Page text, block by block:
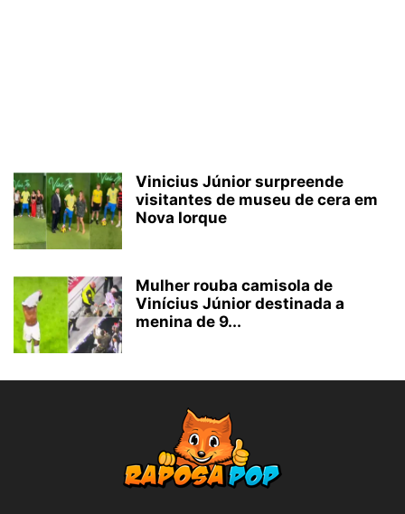
Vinicius Júnior surpreende
visitantes de museu de cera em
Nova Iorque
Mulher rouba camisola de
Vinícius Júnior destinada a
menina de 9...